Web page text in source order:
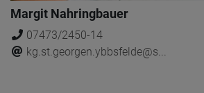
Margit Nahringbauer
07473/2450-14
kg.st.georgen.ybbsfelde@s...